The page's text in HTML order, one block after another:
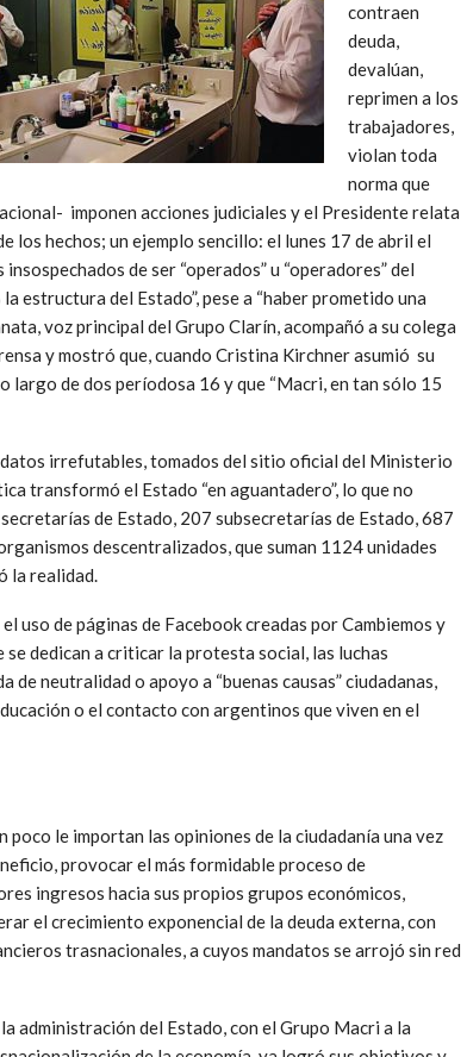
contraen
deuda,
devalúan,
reprimen a los
trabajadores,
violan toda
norma que
imponen acciones judiciales y el Presidente relata
los hechos; un ejemplo sencillo: el lunes 17 de abril el
de ser “operados” u “operadores” del
estructura del Estado”, pese a “haber prometido una
voz principal del Grupo Clarín, acompañó a su colega
y mostró que, cuando Cristina Kirchner asumió su
de dos períodosa 16 y que “Macri, en tan sólo 15
irrefutables, tomados del sitio oficial del Ministerio
transformó el Estado “en aguantadero”, lo que no
de Estado, 207 subsecretarías de Estado, 687
descentralizados, que suman 1124 unidades
la realidad.
uso de páginas de Facebook creadas por Cambiemos y
se dedican a criticar la protesta social, las luchas
neutralidad o apoyo a “buenas causas” ciudadanas,
o el contacto con argentinos que viven en el
le importan las opiniones de la ciudadanía una vez
provocar el más formidable proceso de
ingresos hacia sus propios grupos económicos,
el crecimiento exponencial de la deuda externa, con
trasnacionales, a cuyos mandatos se arrojó sin red
administración del Estado, con el Grupo Macri a la